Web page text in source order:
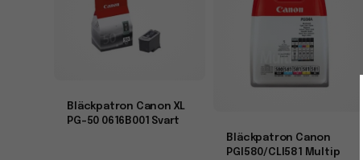
Bläckpatron Canon XL
PG-50 0616B001 Svart
Bläckpatron Canon
PGI580/CLI581 Multip